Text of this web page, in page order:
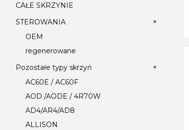
CAŁE SKRZYNIE
STEROWANIA
+
OEM
regenerowane
Pozostałe typy skrzyń
+
AC60E / AC60F
AOD /AODE / 4R70W
AD4/AR4/AD8
ALLISON